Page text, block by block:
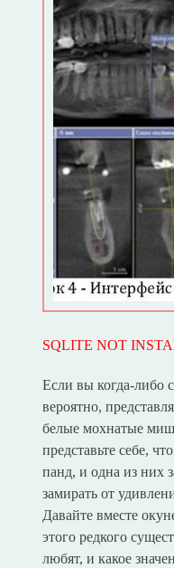
SQLITE NOT
Если вы когда-либо
вероятно,
белые мохнатые
представьте себе,
панд, и одна из них
замирать от
Давайте вместе
этого редкого
любят, и какое